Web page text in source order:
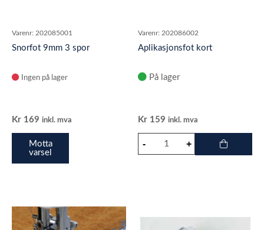
Varenr: 202085001
Snorfot 9mm 3 spor
Ingen på lager
Kr 169 inkl. mva
Motta
varsel
Varenr: 202086002
Aplikasjonsfot kort
På lager
Kr 159 inkl. mva